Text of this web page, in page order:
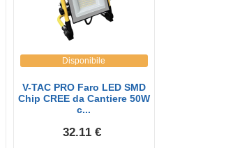
Disponibile
V-TAC PRO Faro LED SMD
Chip CREE da Cantiere 50W
c...
32.11 €